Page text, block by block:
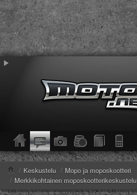
ETUSIVU
Moottoripyörät
Kevytmoottoripyörät
Mopot
/ Keskustelu / Mopo ja moposkootteri
/ Merkkikohtainen moposkootterikeskustelu